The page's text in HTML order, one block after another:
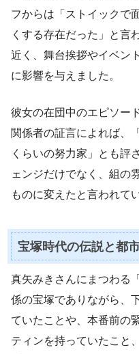
フからは「ストイックで
くする存在だった」と言
近く、舞台挨拶やイベン
に影響を与えました。
彼女の在団中のエピソー
関係者の証言によれば、
くらいの努力家」とも評
ェンジだけでなく、組の
ものに変えたと言われて
宝塚時代の伝説と都
真矢みきさんにまつわる
係の宝塚でありながら、
ていたことや、本番前の
ティンを持っていたこと